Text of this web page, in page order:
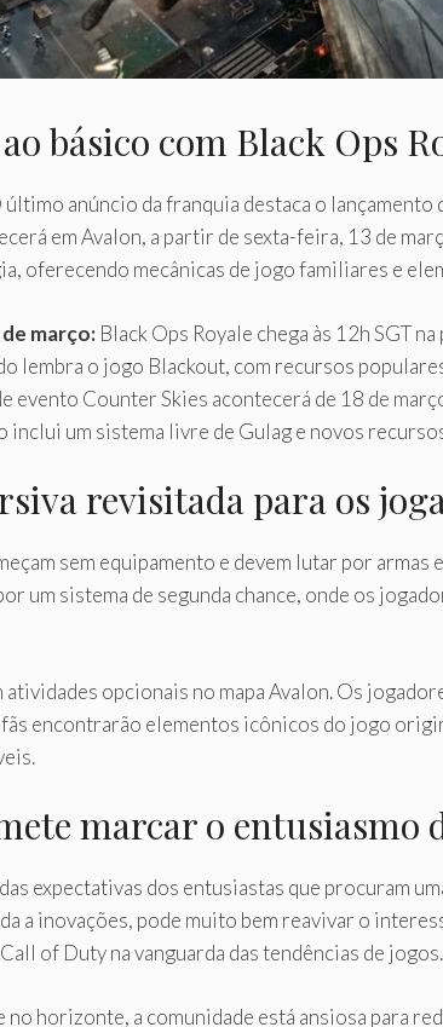
básico com Black Ops
anúncio da franquia destaca o lançamento
em Avalon, a partir de sexta-feira, 13 de
oferecendo mecânicas de jogo familiares e
março: Black Ops Royale chega às 12h SGT
lembra o jogo Blackout, com recursos
evento Counter Skies acontecerá de 18 de
inclui um sistema livre de Gulag e novos
revisitada para os
sem equipamento e devem lutar por
um sistema de segunda chance, onde os
opcionais no mapa Avalon. Os
encontrarão elementos icônicos do jogo
marcar o entusiasmo
expectativas dos entusiastas que procuram
a inovações, pode muito bem reavivar o
of Duty na vanguarda das tendências de jogos.
horizonte, a comunidade está ansiosa para